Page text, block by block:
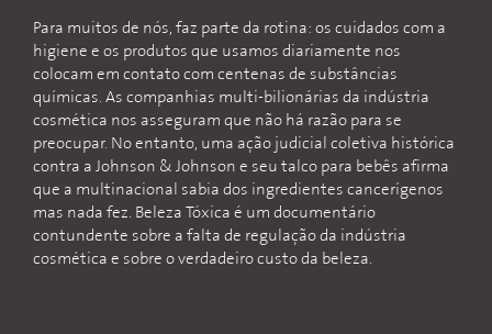
Para muitos de nós, faz parte da rotina: os cuidados com a
higiene e os produtos que usamos diariamente nos
colocam em contato com centenas de substâncias
químicas. As companhias multi-bilionárias da indústria
cosmética nos asseguram que não há razão para se
preocupar. No entanto, uma ação judicial coletiva histórica
contra a Johnson & Johnson e seu talco para bebês afirma
que a multinacional sabia dos ingredientes cancerígenos
mas nada fez. Beleza Tóxica é um documentário
contundente sobre a falta de regulação da indústria
cosmética e sobre o verdadeiro custo da beleza.